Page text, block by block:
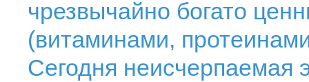
чрезвычайно богато
(витаминами,
Сегодня неисчерпаемая